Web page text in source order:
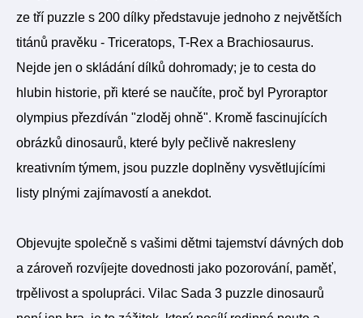
ze tří puzzle s 200 dílky představuje jednoho z největších
titánů pravěku - Triceratops, T-Rex a Brachiosaurus.
Nejde jen o skládání dílků dohromady; je to cesta do
hlubin historie, při které se naučíte, proč byl Pyroraptor
olympius přezdíván "zloděj ohně". Kromě fascinujících
obrázků dinosaurů, které byly pečlivě nakresleny
kreativním týmem, jsou puzzle doplněny vysvětlujícími
listy plnými zajímavostí a anekdot.
Objevujte společně s vašimi dětmi tajemství dávných dob
a zároveň rozvíjejte dovednosti jako pozorování, paměť,
trpělivost a spolupráci. Vilac Sada 3 puzzle dinosaurů